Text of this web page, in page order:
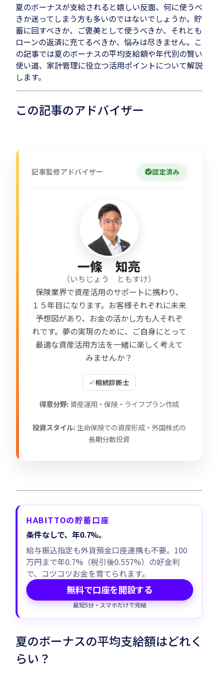
夏のボーナスが支給されると嬉しい反面、何に使うべ
きか迷ってしまう方も多いのではないでしょうか。貯
蓄に回すべきか、ご褒美として使うべきか、それとも
ローンの返済に充てるべきか、悩みは尽きません。こ
の記事では夏のボーナスの平均支給額や年代別の賢い
使い道、家計管理に役立つ活用ポイントについて解説
します。
この記事のアドバイザー
記事監修アドバイザー 認定済み
一條 知亮
（いちじょう ともすけ）
保険業界で資産活用のサポートに携わり、
１５年目になります。お客様それぞれに未来
予想図があり、お金の活かし方も人それぞ
れです。夢の実現のために、ご自身にとって
最適な資産活用方法を一緒に楽しく考えて
みませんか？
相続診断士
得意分野: 資産運用・保険・ライフプラン作成
投資スタイル: 生命保険での資産形成・外国株式の
長期分散投資
HABITTOの貯蓄口座
条件なしで、年0.7%。
給与振込指定も外貨預金口座連携も不要。100
万円まで年0.7%（税引後0.557%）の好金利
で、コツコツお金を育てられます。
無料で口座を開設する
最短5分・スマホだけで完結
夏のボーナスの平均支給額はどれく
らい？